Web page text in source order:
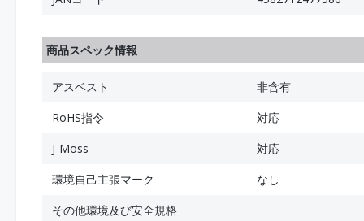
商品スペック情報
アスベスト
非含有
RoHS指令
対応
J-Moss
対応
環境自己主張マーク
なし
その他環境及び安全規格